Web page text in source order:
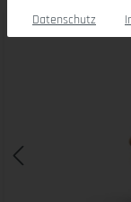
Bildergalerie
Datenschutz